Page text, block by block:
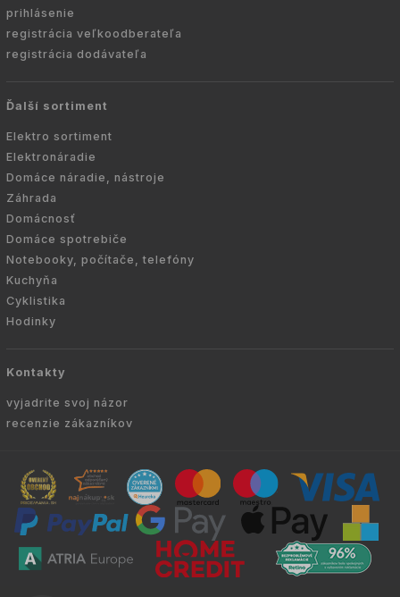
prihlásenie
registrácia veľkoodberateľa
registrácia dodávateľa
Ďalší sortiment
Elektro sortiment
Elektronáradie
Domáce náradie, nástroje
Záhrada
Domácnosť
Domáce spotrebiče
Notebooky, počítače, telefóny
Kuchyňa
Cyklistika
Hodinky
Kontakty
vyjadrite svoj názor
recenzie zákazníkov